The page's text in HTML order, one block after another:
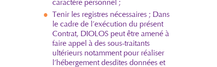
caractère personnel ;
Tenir les registres nécessaires ; Dans
le cadre de l’exécution du présent
Contrat, DIOLOS peut être amené à
faire appel à des sous-traitants
ultérieurs notamment pour réaliser
l’hébergement desdites données et